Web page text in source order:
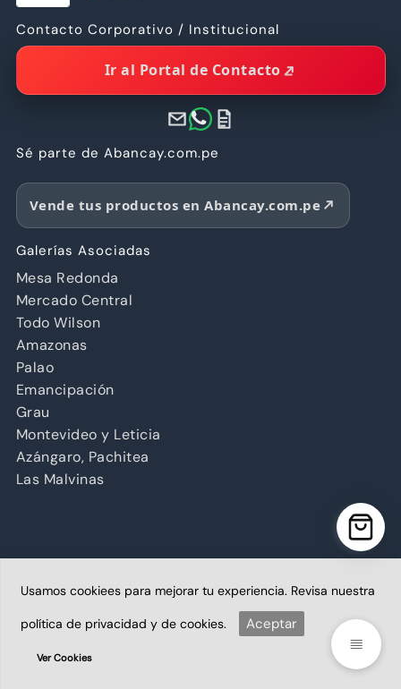
Contacto Corporativo / Institucional
Ir al Portal de Contacto
Sé parte de Abancay.com.pe
Vende tus productos en Abancay.com.pe
Galerías Asociadas
Mesa Redonda
Mercado Central
Todo Wilson
Amazonas
Palao
Emancipación
Grau
Montevideo y Leticia
Azángaro, Pachitea
Las Malvinas
Copyright © 2026 Abancay | Administrado por Grupo
Abancay S.A.C. | Plataforma diseñada por
Usamos cookiees para mejorar tu experiencia. Revisa nuestra
política de privacidad y de cookies. Aceptar
Ver Cookies